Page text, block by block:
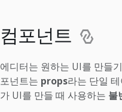
컴포넌트
에디터는 원하는 UI를 만들
포넌트는 props라는 단일
가 UI를 만들 때 사용하는 불